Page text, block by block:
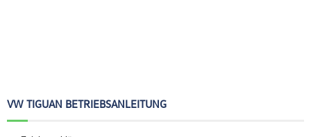
VW TIGUAN BETRIEBSANLEITUNG